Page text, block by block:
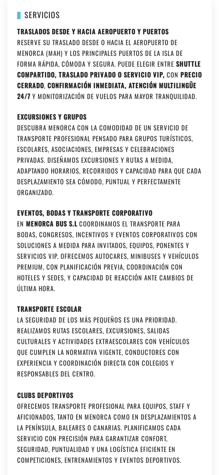
SERVICIOS
TRASLADOS DESDE Y HACIA AEROPUERTO Y PUERTOS
RESERVE SU TRASLADO DESDE O HACIA EL AEROPUERTO DE
MENORCA (MAH) Y LOS PRINCIPALES PUERTOS DE LA ISLA DE
FORMA RÁPIDA, CÓMODA Y SEGURA. PUEDE ELEGIR ENTRE SHUTTLE
COMPARTIDO, TRASLADO PRIVADO O SERVICIO VIP, CON PRECIO
CERRADO, CONFIRMACIÓN INMEDIATA, ATENCIÓN MULTILINGÜE
24/7 Y MONITORIZACIÓN DE VUELOS PARA MAYOR TRANQUILIDAD.
EXCURSIONES Y GRUPOS
DESCUBRA MENORCA CON LA COMODIDAD DE UN SERVICIO DE
TRANSPORTE PROFESIONAL PENSADO PARA GRUPOS TURÍSTICOS,
ESCOLARES, ASOCIACIONES, EMPRESAS Y CELEBRACIONES
PRIVADAS. DISEÑAMOS EXCURSIONES Y RUTAS A MEDIDA,
ADAPTANDO HORARIOS, RECORRIDOS Y CAPACIDAD PARA QUE CADA
DESPLAZAMIENTO SEA CÓMODO, PUNTUAL Y PERFECTAMENTE
ORGANIZADO.
EVENTOS, BODAS Y TRANSPORTE CORPORATIVO
EN MENORCA BUS S.L COORDINAMOS EL TRANSPORTE PARA
BODAS, CONGRESOS, INCENTIVOS Y EVENTOS CORPORATIVOS CON
SOLUCIONES A MEDIDA PARA INVITADOS, EQUIPOS, PONENTES Y
SERVICIOS VIP. OFRECEMOS AUTOCARES, MINIBUSES Y VEHÍCULOS
PREMIUM, CON PLANIFICACIÓN PREVIA, COORDINACIÓN CON
HOTELES Y SEDES, Y CAPACIDAD DE REACCIÓN ANTE CAMBIOS DE
ÚLTIMA HORA.
TRANSPORTE ESCOLAR
LA SEGURIDAD DE LOS MÁS PEQUEÑOS ES UNA PRIORIDAD.
REALIZAMOS RUTAS ESCOLARES, EXCURSIONES, SALIDAS
CULTURALES Y ACTIVIDADES EXTRAESCOLARES CON VEHÍCULOS
QUE CUMPLEN LA NORMATIVA VIGENTE, CONDUCTORES CON
EXPERIENCIA Y COORDINACIÓN DIRECTA CON COLEGIOS Y
RESPONSABLES DEL CENTRO.
CLUBS DEPORTIVOS
OFRECEMOS TRANSPORTE PROFESIONAL PARA EQUIPOS, STAFF Y
AFICIONADOS, TANTO EN MENORCA COMO EN DESPLAZAMIENTOS A
LA PENÍNSULA, BALEARES O CANARIAS. PLANIFICAMOS CADA
SERVICIO CON PRECISIÓN PARA GARANTIZAR CONFORT,
SEGURIDAD, PUNTUALIDAD Y UNA LOGÍSTICA EFICIENTE EN
COMPETICIONES, ENTRENAMIENTOS Y EVENTOS DEPORTIVOS.